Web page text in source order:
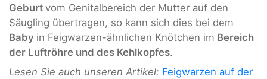
Geburt vom Genitalbereich der Mutter auf den
Säugling übertragen, so kann sich dies bei dem
Baby in Feigwarzen-ähnlichen Knötchen im Bereich
der Luftröhre und des Kehlkopfes.
Lesen Sie auch unseren Artikel: Feigwarzen auf der